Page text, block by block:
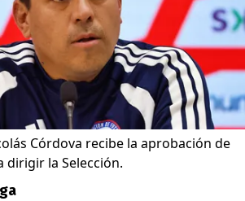
Córdova recibe la aprobación de
dirigir la Selección.